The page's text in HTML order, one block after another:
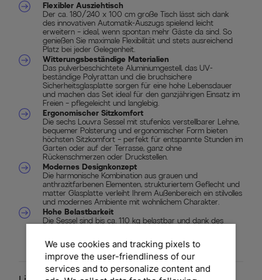
Flexibler Ausziehtisch
Der ca. 180/240 x 100 cm große Tisch lässt sich dank
des innovativen Automatik-Auszugs spielend leicht
erweitern – ideal, wenn spontan mehr Gäste da sind. So
genießen Sie maximale Flexibilität und stets ausreichend
Platz bei jeder Gelegenheit.
Witterungsbeständige Materialien
Das pulverbeschichtete Aluminiumgestell, das UV-
beständige Polyrattan und die bruchsichere
Sicherheitsglasplatte sorgen für eine hohe Lebensdauer
und machen das Set ideal für den ganzjährigen Einsatz im
Freien – pflegeleicht und langlebig.
Ergonomischer Sitzkomfort
Die sechs Louvra Sessel mit stufenlos verstellbarer Lehne,
bequemer Polsterung und ergonomischer Form bieten
höchsten Sitzkomfort – perfekt für entspannte Stunden im
Garten oder auf der Terrasse, ganz ohne
Rückenschmerzen oder Druckstellen.
Modernes Designkonzept
Die harmonische Kombination aus grauen und
anthrazitfarbenen Elementen, strukturiertem Geflecht und
matter Glasplatte verleiht Ihrem Außenbereich ein stilvolles
und modernes Ambiente mit wohnlichem Charakter.
Hohe Belastbarkeit
Die Sessel sind bis ca. 110 kg belastbar und dank des
oder gemütlichen Abendessen mit Gästen.
We use cookies and tracking pixels to
improve the user-friendliness of our
services and to personalize content and